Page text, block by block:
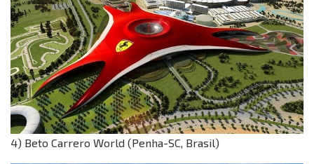
4) Beto Carrero World (Penha-SC, Brasil)